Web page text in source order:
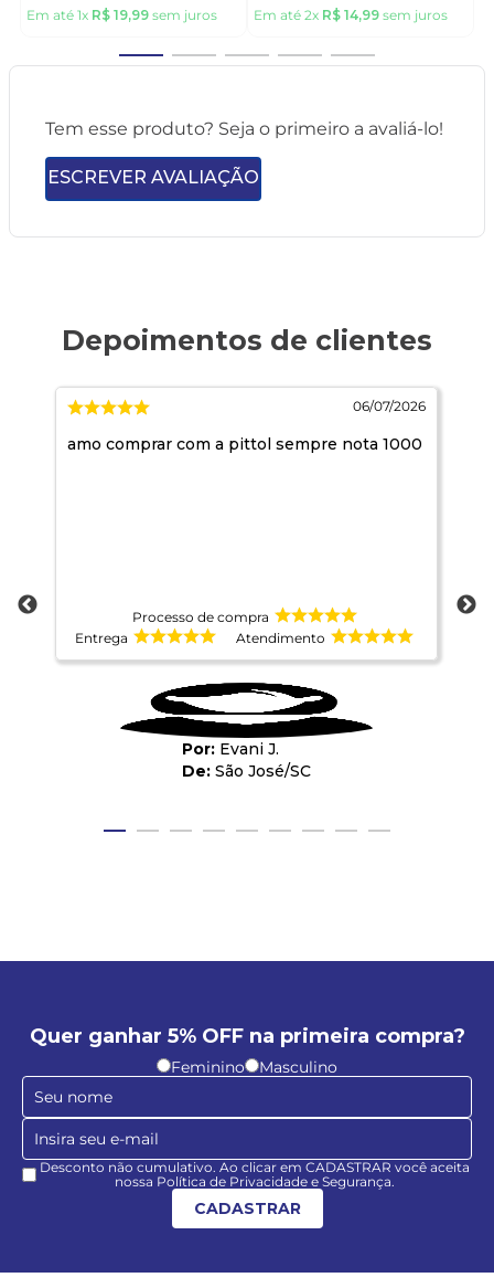
Em até 1x R$ 19,99 sem juros Em até 2x R$ 14,99 sem juros
Tem esse produto? Seja o primeiro a avaliá-lo!
ESCREVER AVALIAÇÃO
06/07/2026
amo comprar com a pittol sempre nota 1000
Processo de compra
Entrega
Atendimento
Evani J.
São José/SC
Quer ganhar 5% OFF na primeira compra?
Feminino Masculino
Desconto não cumulativo. Ao clicar em CADASTRAR você aceita
nossa Política de Privacidade e Segurança.
CADASTRAR